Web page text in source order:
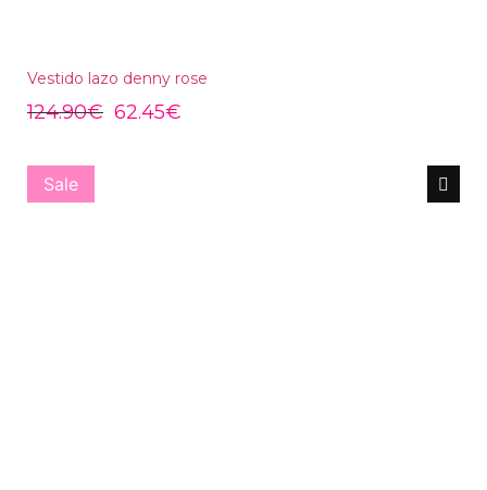
Vestido lazo denny rose
124.90€ 62.45€
Sale